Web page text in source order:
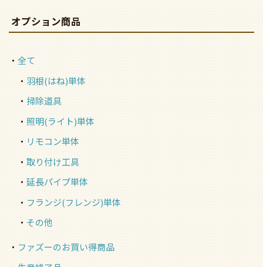
オプション商品
全て
羽根(はね)単体
掃除道具
照明(ライト)単体
リモコン単体
取り付け工具
延長パイプ単体
フランジ(フレンジ)単体
その他
ファズーのお買い得商品